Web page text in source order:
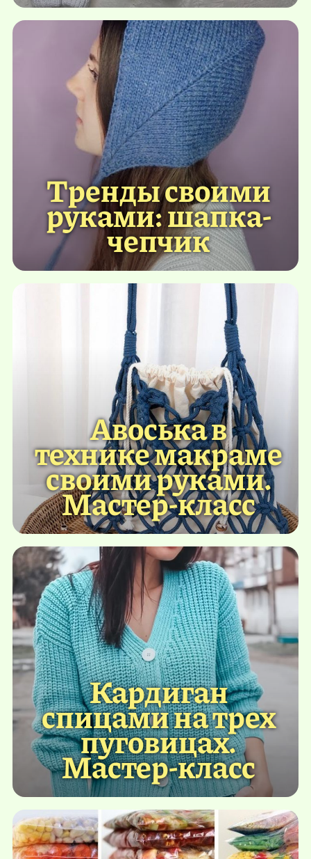
Тренды своими
руками: шапка-
чепчик
Авоська в
технике макраме
своими руками.
Мастер-класс
Кардиган
спицами на трех
пуговицах.
Мастер-класс